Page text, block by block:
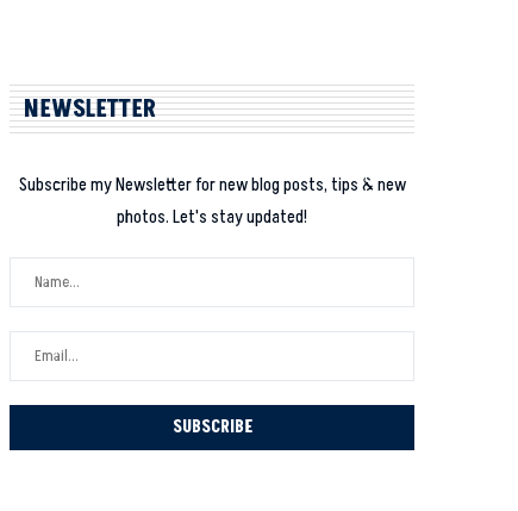
NEWSLETTER
Subscribe my Newsletter for new blog posts, tips & new
photos. Let's stay updated!